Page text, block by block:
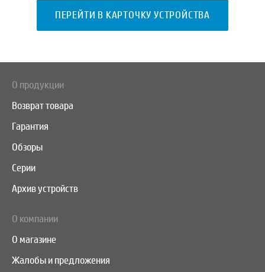
ПЕРЕЙТИ В КАРТОЧКУ УСТРОЙСТВА
О продукции
Возврат товара
Гарантия
Обзоры
Серии
Архив устройств
О компании
О магазине
Жалобы и предложения